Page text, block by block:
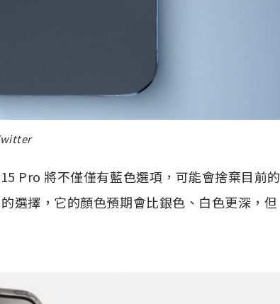
Pro 將不僅僅有藍色選項，可能會捨棄目前的
選擇，它的顏色預期會比銀色、白色更深，但